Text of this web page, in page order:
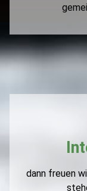
dann freuen